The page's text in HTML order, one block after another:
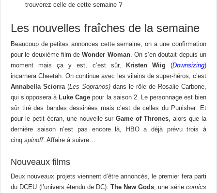
trouverez celle de cette semaine ?
Les nouvelles fraîches de la semaine
Beaucoup de petites annonces cette semaine, on a une confirmation
pour le deuxième film deWonder Woman. On s’en doutait depuis un
moment mais ça y est, c’est sûr, Kristen Wiig (Downsizing)
incarnera Cheetah. On continue avec les vilains de super-héros, c’est
Annabella Sciorra(Les Sopranos)dans le rôle de Rosalie Carbone,
qui s’opposera àLuke Cage pour la saison 2. Le personnage est bien
sûr tiré des bandes dessinées mais c’est de celles du Punisher. Et
pour le petit écran, une nouvelle surGame of Thrones , alors que la
dernière saison n’est pas encore là, HBO a déjà prévu trois à
cinqspinoff. Affaire à suivre…
Nouveaux films
Deux nouveaux projets viennent d’être annoncés, le premier fera parti
du DCEU (l’univers étendu de DC).The New Gods , une série comics